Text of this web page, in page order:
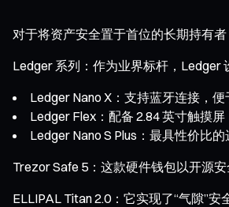
对于将资产安全置于首位的长期持有
Ledger 系列：作为业界标杆，Ledger
Ledger Nano X：支持蓝牙连接，
Ledger Flex：配备 2.84 英寸触摸屏
Ledger Nano S Plus：最具性价比
Trezor Safe 5：这款硬件钱包以开源
ELLIPAL Titan 2.0：它实现了“气隙”